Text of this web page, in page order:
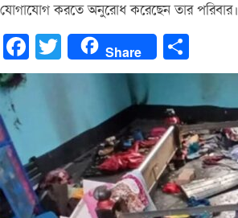
যোগাযোগ করতে অনুরোধ করেছেন তার পরিবার।
FacebookTwitter Share